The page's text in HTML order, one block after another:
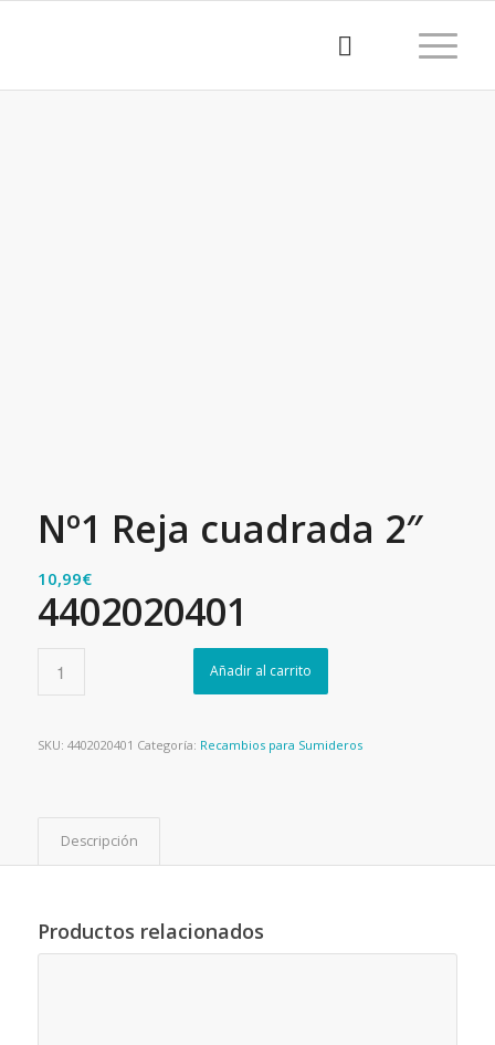
Nº1 Reja cuadrada 2″
10,99€
4402020401
Añadir al carrito
SKU: 4402020401 Categoría: Recambios para Sumideros
Descripción
Productos relacionados